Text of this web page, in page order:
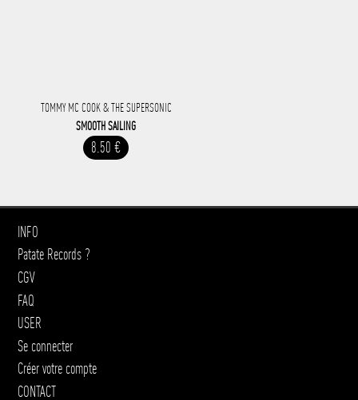
TOMMY MC COOK & THE SUPERSONIC
SMOOTH SAILING
8.50 €
INFO
Patate Records ?
CGV
FAQ
USER
Se connecter
Créer votre compte
CONTACT